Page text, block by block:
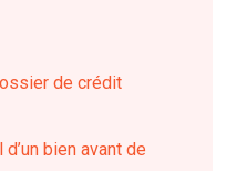
de crédit
bien avant de